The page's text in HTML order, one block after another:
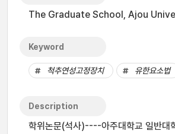
The Graduate School, Ajou
Keyword
척추연성고정장치 유한요소법
Description
학위논문(석사)----아주대학교 일반대